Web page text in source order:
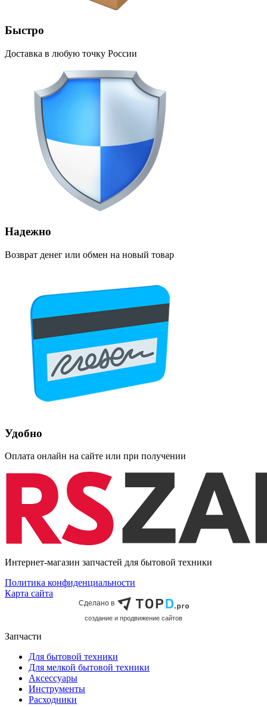
Быстро
Доставка в любую точку России
Надежно
Возврат денег или обмен на новый товар
Удобно
Оплата онлайн на сайте или при получении
Интернет-магазин запчастей для бытовой техники
Политика конфиденциальности
Карта сайта
Сделано в
cоздание и продвижение сайтов
Запчасти
Для бытовой техники
Для мелкой бытовой техники
Аксессуары
Инструменты
Расходники